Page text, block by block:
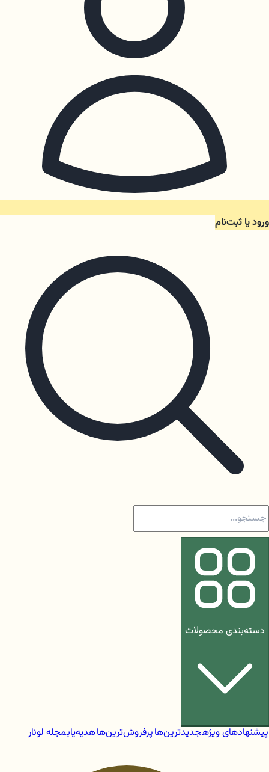
ورود یا ثبت‌نام
دسته‌بندی محصولات
پیشنهادهای ویژهجدیدترین‌هاپرفروش‌ترین‌هاهدیه‌یابمجله لونار